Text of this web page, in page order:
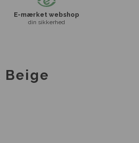
E-mærket webshop
din sikkerhed
Beige